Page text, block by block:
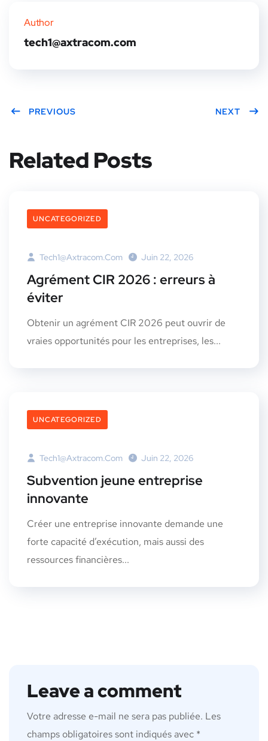
Author
tech1@axtracom.com
PREVIOUS NEXT
Related Posts
UNCATEGORIZED
Tech1@axtracom.com Juin 22, 2026
Agrément CIR 2026 : erreurs à
éviter
Obtenir un agrément CIR 2026 peut ouvrir de
vraies opportunités pour les entreprises, les...
UNCATEGORIZED
Tech1@axtracom.com Juin 22, 2026
Subvention jeune entreprise
innovante
Créer une entreprise innovante demande une
forte capacité d’exécution, mais aussi des
ressources financières...
Leave a comment
Votre adresse e-mail ne sera pas publiée. Les
champs obligatoires sont indiqués avec *